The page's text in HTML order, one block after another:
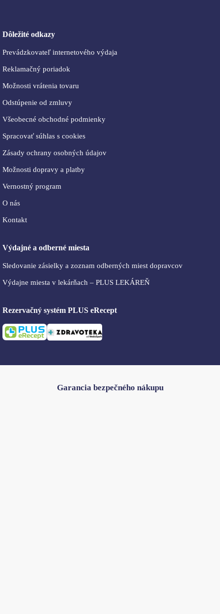
Dôležité odkazy
Prevádzkovateľ internetového výdaja
Reklamačný poriadok
Možnosti vrátenia tovaru
Odstúpenie od zmluvy
Všeobecné obchodné podmienky
Spracovať súhlas s cookies
Zásady ochrany osobných údajov
Možnosti dopravy a platby
Vernostný program
O nás
Kontakt
Výdajné a odberné miesta
Sledovanie zásielky a zoznam odberných miest dopravcov
Výdajne miesta v lekárňach – PLUS LEKÁREŇ
Rezervačný systém PLUS eRecept
Garancia bezpečného nákupu